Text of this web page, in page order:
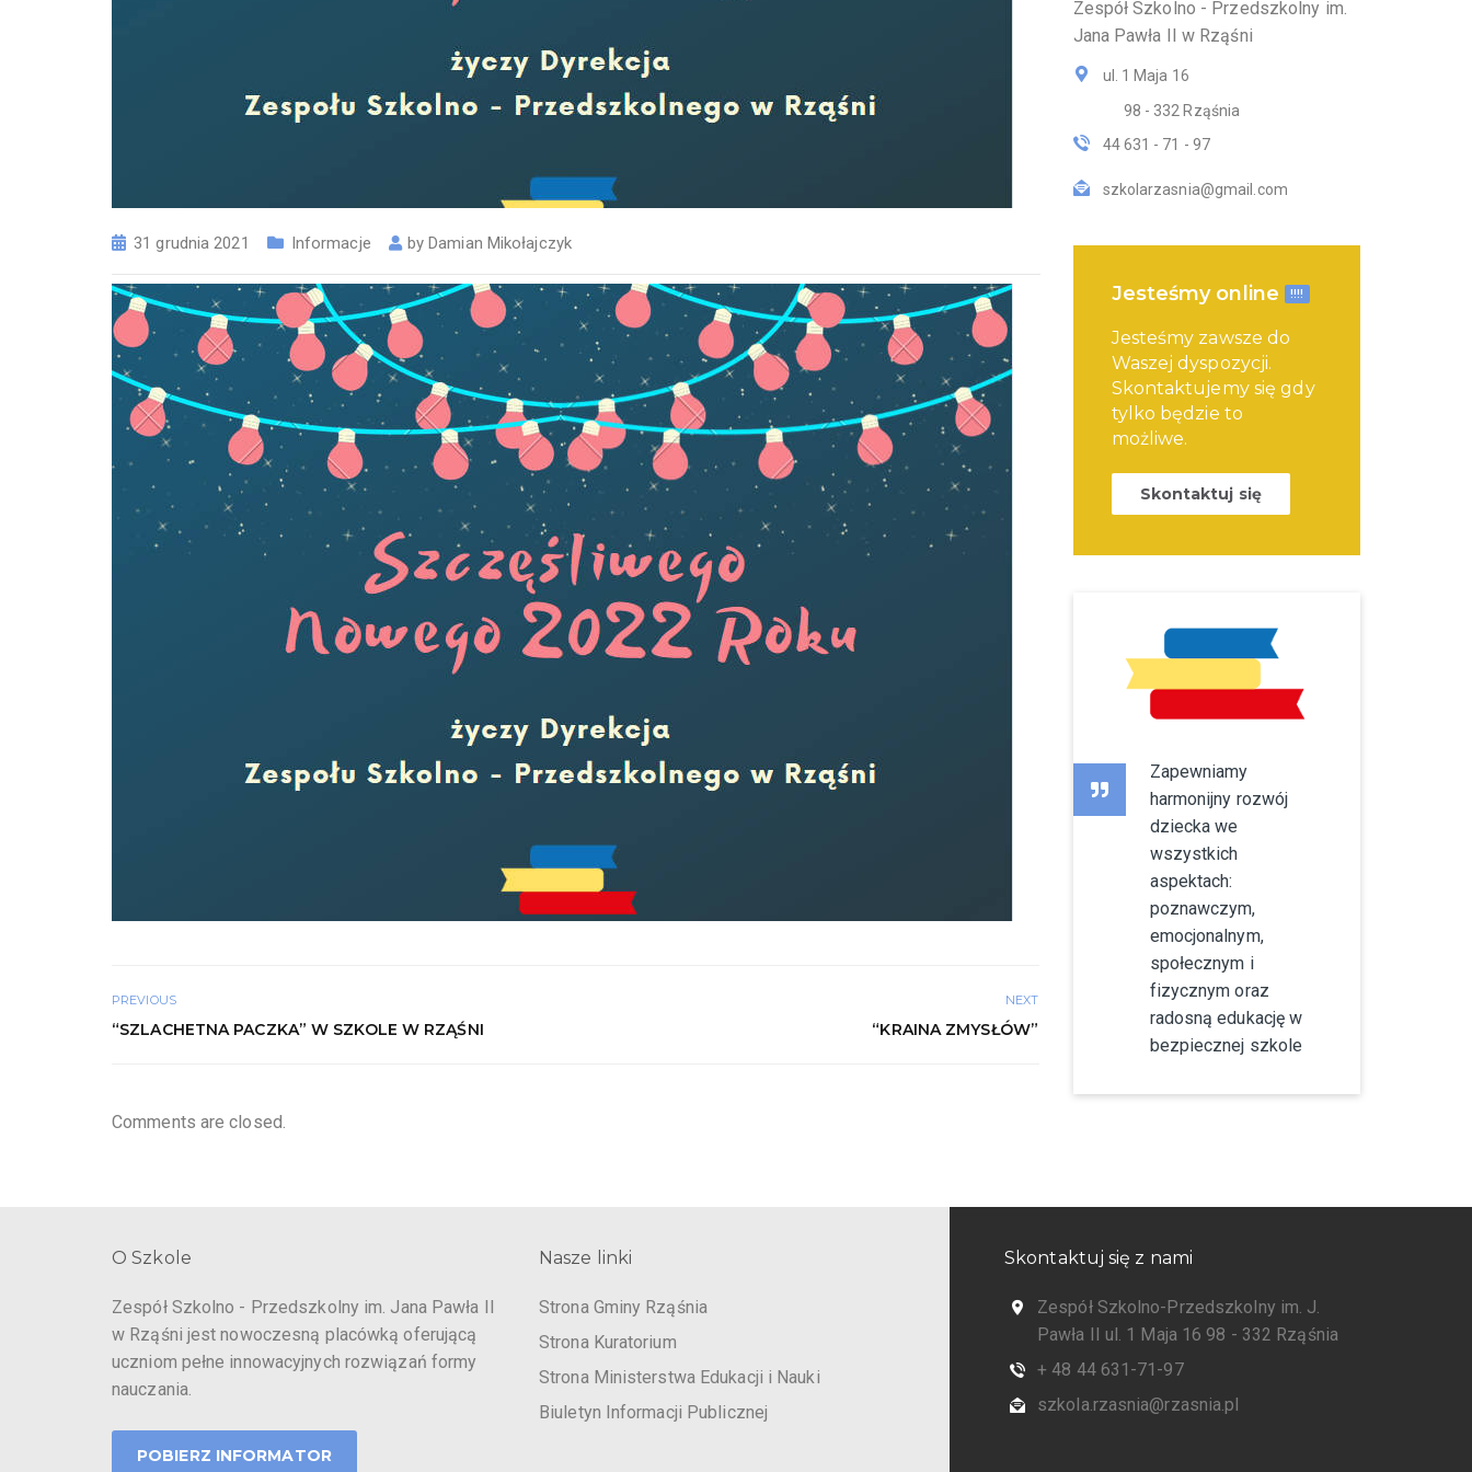
31 grudnia 2021 Informacje byDamian Mikołajczyk
PREVIOUS
“SZLACHETNA PACZKA” W SZKOLE W RZĄŚNI
NEXT
“KRAINA ZMYSŁÓW”
Comments are closed.
Zespół Szkolno - Przedszkolny im.
Jana Pawła II w Rząśni
ul. 1 Maja 16
98 - 332 Rząśnia
44 631 - 71 - 97
szkolarzasnia@gmail.com
Jesteśmy online !!!!
Jesteśmy zawsze do
Waszej dyspozycji.
Skontaktujemy się gdy
tylko będzie to
możliwe.
Skontaktuj się
Zapewniamy
harmonijny rozwój
dziecka we
wszystkich
aspektach:
poznawczym,
emocjonalnym,
społecznym i
fizycznym oraz
radosną edukację w
bezpiecznej szkole
O Szkole
Zespół Szkolno - Przedszkolny im. Jana Pawła II
w Rząśni jest nowoczesną placówką oferującą
uczniom pełne innowacyjnych rozwiązań formy
nauczania.
POBIERZ INFORMATOR
Nasze linki
Strona Gminy Rząśnia
Strona Kuratorium
Strona Ministerstwa Edukacji i Nauki
Biuletyn Informacji Publicznej
Skontaktuj się z nami
Zespół Szkolno-Przedszkolny im. J.
Pawła II ul. 1 Maja 16 98 - 332 Rząśnia
+ 48 44 631-71-97
szkola.rzasnia@rzasnia.pl